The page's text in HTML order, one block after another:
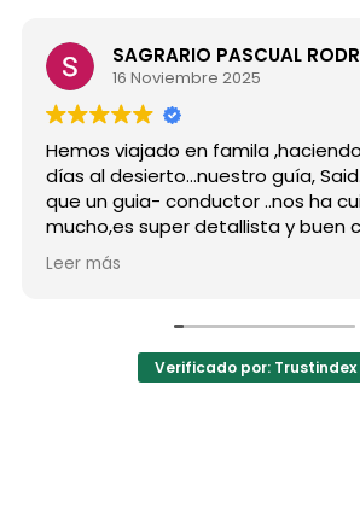
SAGRARIO PASCUAL
16 Noviembre 2025
Hemos viajado en famila
días al desierto...nuestro guía,
que un guia- conductor ..nos ha
mucho,es super detallista y buen
estado atento a todas nuestras
nos ha enseñado muchos lugares
persona..Gracias Said.
En cuanto a la agencia,..súper
Leer más
Verificado por: Trustindex